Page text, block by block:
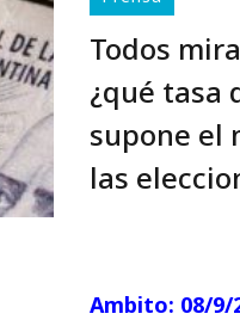
Todos
¿qué tasa
supone el
las
Ambito: 08/9/